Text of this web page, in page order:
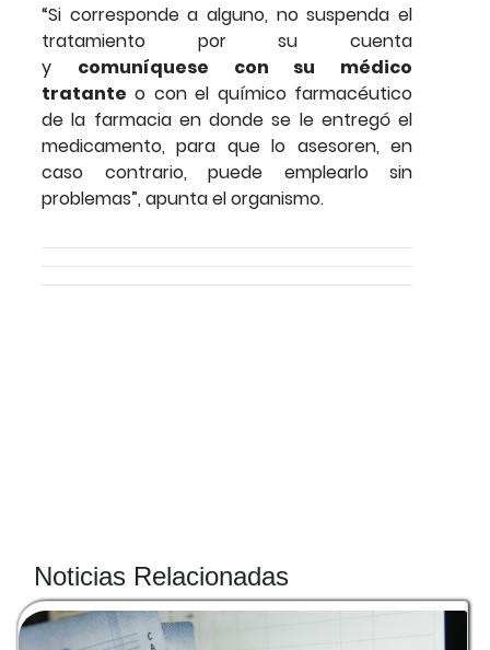
“Si corresponde a alguno, no suspenda el
tratamiento por su cuenta
y comuníquese con su médico
tratante o con el químico farmacéutico
de la farmacia en donde se le entregó el
medicamento, para que lo asesoren, en
caso contrario, puede emplearlo sin
problemas”, apunta el organismo.
Noticias Relacionadas